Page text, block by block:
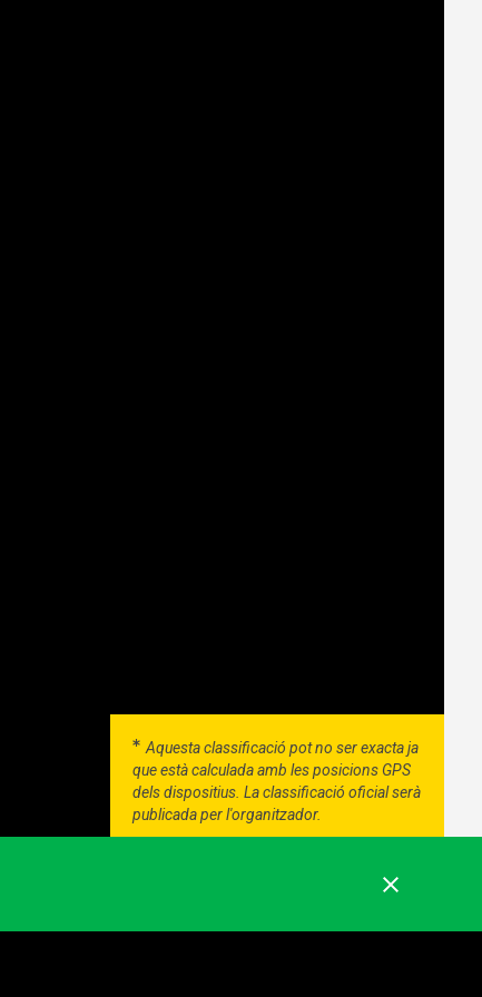
Aquesta classificació pot no ser exacta ja
que està calculada amb les posicions GPS
dels dispositius. La classificació oficial serà
publicada per l'organitzador.